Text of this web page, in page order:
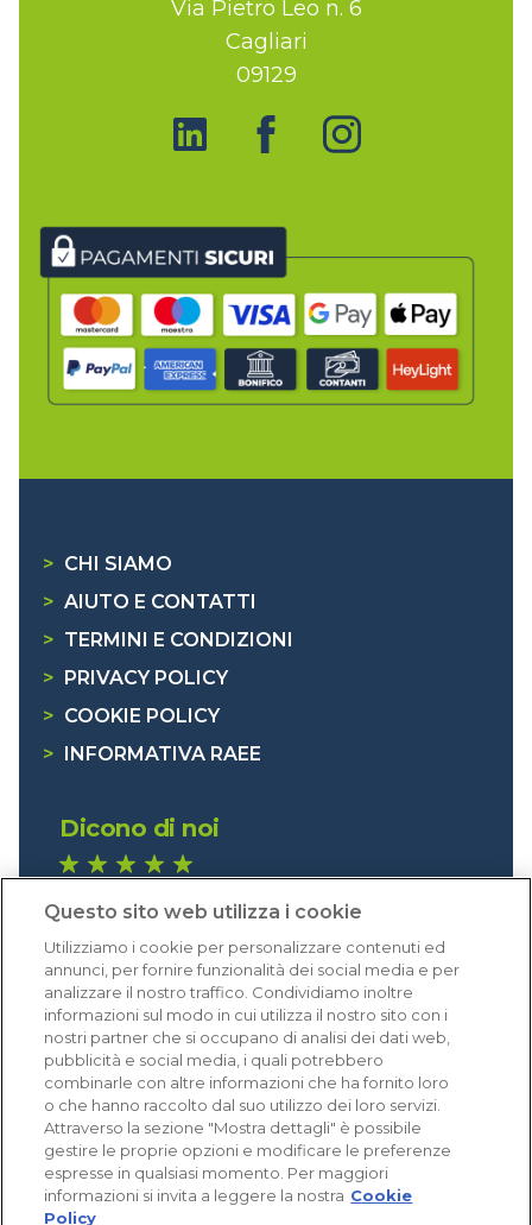
Via Pietro Leo n. 6
Cagliari
09129
> CHI SIAMO
> AIUTO E CONTATTI
> TERMINI E CONDIZIONI
>
PRIVACY POLICY
> COOKIE POLICY
>
INFORMATIVA RAEE
Dicono di noi
Eccellente (4,8)
Acquisti verificati
Questo sito web utilizza i cookie
Utilizziamo i cookie per personalizzare contenuti ed
annunci, per fornire funzionalità dei social media e per
analizzare il nostro traffico. Condividiamo inoltre
informazioni sul modo in cui utilizza il nostro sito con i
nostri partner che si occupano di analisi dei dati web,
pubblicità e social media, i quali potrebbero
combinarle con altre informazioni che ha fornito loro
o che hanno raccolto dal suo utilizzo dei loro servizi.
Attraverso la sezione "Mostra dettagli" è possibile
gestire le proprie opzioni e modificare le preferenze
espresse in qualsiasi momento. Per maggiori
informazioni si invita a leggere la nostra Cookie
Policy